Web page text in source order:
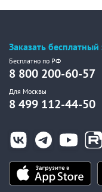
Заказать
Бесплатно по РФ
8 800 200-60-57
Для Москвы
8 499 112-44-50